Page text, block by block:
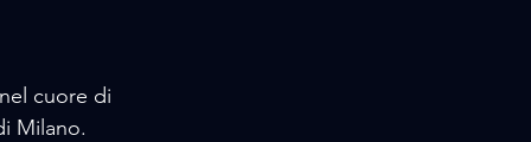
/ EVENTS
cuore di
Milano.